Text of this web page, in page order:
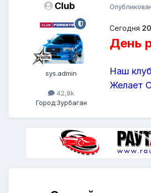
Club
sys.admin
42,8k
Город:Зурбаган
Сегодня
День
Наш
Желает